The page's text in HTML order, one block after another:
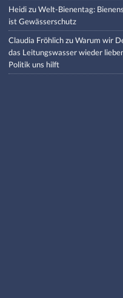
HeidizuWelt-Bienentag:
ist Gewässerschutz
Claudia FröhlichzuWarum wir
das Leitungswasser wieder
Politik uns hilft